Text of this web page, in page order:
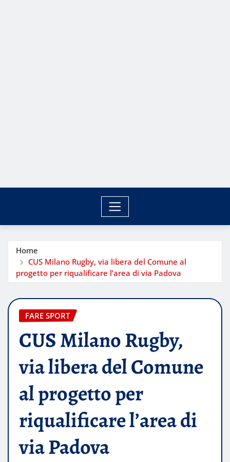
Home
CUS Milano Rugby, via libera del Comune al
progetto per riqualificare l’area di via Padova
FARE SPORT
CUS Milano Rugby,
via libera del Comune
al progetto per
riqualificare l’area di
via Padova